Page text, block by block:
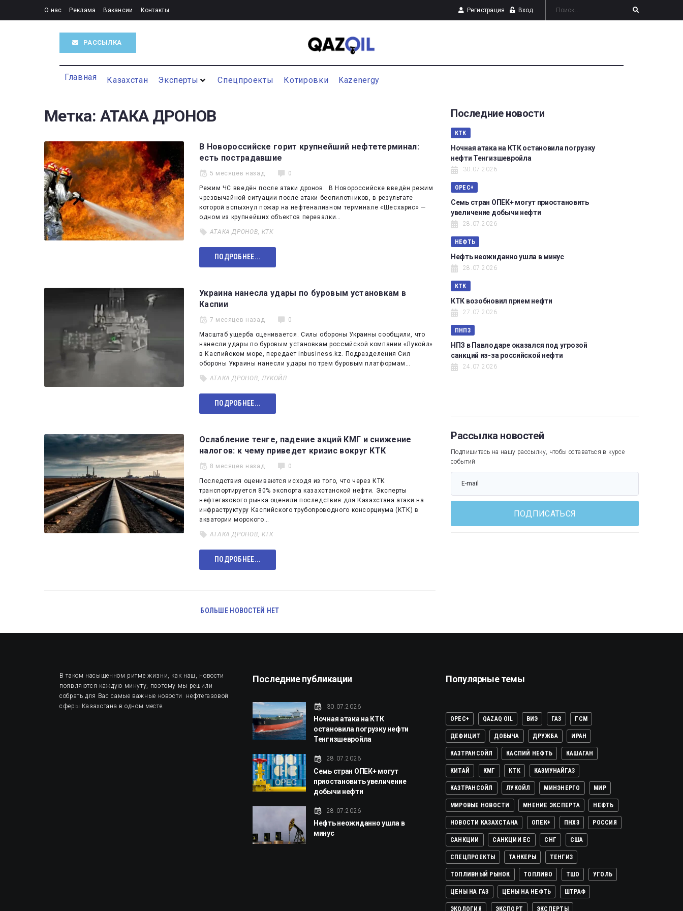
О нас Реклама Вакансии Контакты Регистрация Вход
РАССЫЛКА
Главная Казахстан Эксперты Спецпроекты Котировки Kazenergy
Метка: АТАКА ДРОНОВ
В Новороссийске горит крупнейший нефтетерминал:
есть пострадавшие
5 месяцев назад 0
Режим ЧС введён после атаки дронов. В Новороссийске введён режим
чрезвычайной ситуации после атаки беспилотников, в результате
которой вспыхнул пожар на нефтеналивном терминале «Шесхарис» —
одном из крупнейших объектов перевалки…
АТАКА ДРОНОВ, КТК
ПОДРОБНЕЕ...
Украина нанесла удары по буровым установкам в
Каспии
7 месяцев назад 0
Масштаб ущерба оценивается. Силы обороны Украины сообщили, что
нанесли удары по буровым установкам россмйской компании «Лукойл»
в Каспийском море, передает inbusiness.kz. Подразделения Сил
обороны Украины нанесли удары по трем буровым платформам…
АТАКА ДРОНОВ, ЛУКОЙЛ
ПОДРОБНЕЕ...
Ослабление тенге, падение акций КМГ и снижение
налогов: к чему приведет кризис вокруг КТК
8 месяцев назад 0
Последствия оцениваются исходя из того, что через КТК
транспортируется 80% экспорта казахстанской нефти. Эксперты
нефтегазового рынка оценили последствия для Казахстана атаки на
инфраструктуру Каспийского трубопроводного консорциума (КТК) в
акватории морского…
АТАКА ДРОНОВ, КТК
ПОДРОБНЕЕ...
БОЛЬШЕ НОВОСТЕЙ НЕТ
Последние новости
КТК
Ночная атака на КТК остановила погрузку
нефти Тенгизшевройла
30.07.2026
OPEC+
Семь стран ОПЕК+ могут приостановить
увеличение добычи нефти
28.07.2026
НЕФТЬ
Нефть неожиданно ушла в минус
28.07.2026
КТК
КТК возобновил прием нефти
27.07.2026
ПНПЗ
НПЗ в Павлодаре оказался под угрозой
санкций из-за российской нефти
24.07.2026
Рассылка новостей
Подпишитесь на нашу рассылку, чтобы оставаться в курсе
событий
ПОДПИСАТЬСЯ
В таком насыщенном ритме жизни, как наш, новости
появляются каждую минуту, поэтому мы решили
собрать для Вас самые важные новости нефтегазовой
сферы Казахстана в одном месте.
Последние публикации
30.07.2026
Ночная атака на КТК
остановила погрузку нефти
Тенгизшевройла
28.07.2026
Семь стран ОПЕК+ могут
приостановить увеличение
добычи нефти
28.07.2026
Нефть неожиданно ушла в
минус
Популярные темы
OPEC+ QAZAQ OIL ВИЭ ГАЗ ГСМ
ДЕФИЦИТ ДОБЫЧА ДРУЖБА ИРАН
КАЗТРАНСОЙЛ КАСПИЙ НЕФТЬ КАШАГАН
КИТАЙ КМГ КТК КАЗМУНАЙГАЗ
КАЗТРАНСОЙЛ ЛУКОЙЛ МИНЭНЕРГО МИР
МИРОВЫЕ НОВОСТИ МНЕНИЕ ЭКСПЕРТА НЕФТЬ
НОВОСТИ КАЗАХСТАНА ОПЕК+ ПНХЗ РОССИЯ
САНКЦИИ САНКЦИИ ЕС СНГ США
СПЕЦПРОЕКТЫ ТАНКЕРЫ ТЕНГИЗ
ТОПЛИВНЫЙ РЫНОК ТОПЛИВО ТШО УГОЛЬ
ЦЕНЫ НА ГАЗ ЦЕНЫ НА НЕФТЬ ШТРАФ
ЭКОЛОГИЯ ЭКСПОРТ ЭКСПЕРТЫ